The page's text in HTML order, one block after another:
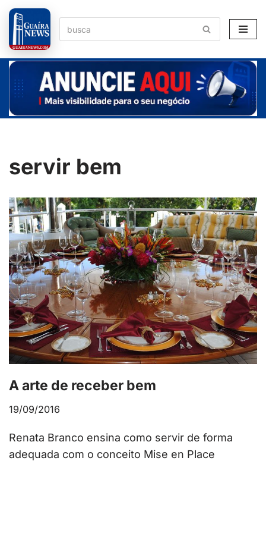
Pular
para
o
conteúdo
servir bem
A arte de receber bem
19/09/2016
Renata Branco ensina como servir de forma
adequada com o conceito Mise en Place